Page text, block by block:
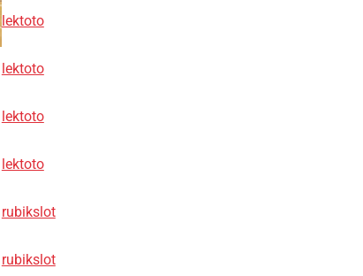
lektoto
lektoto
lektoto
lektoto
rubikslot
rubikslot